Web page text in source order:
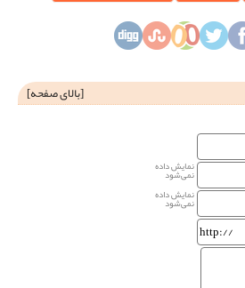
[بالای صفحه]
نمایش داده
نمی‌شود
نمایش داده
نمی‌شود